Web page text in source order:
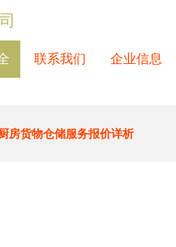
联系我们 企业信息
房货物仓储服务报价详析